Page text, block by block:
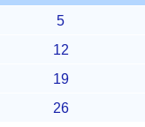
5
12
19
26